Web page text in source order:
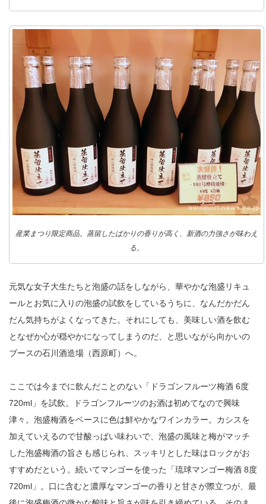
産業まつり限定商品。蒸留したばかりの香りが高く、新酒の力強さが味わえ
る。
元気な女子大生たちと泡盛の話をしながら、華やかな泡盛リキュ
ールとお気に入りの泡盛の試飲をしているうちに、なんだかだん
だん気持ちがよくなってきた。それにしても、美味しい酒を飲む
となぜか心が穏やかになってしまうのだ、と思いながら向かいの
ブースの石川酒造場（西原町）へ。
ここでは今までに飲んだことのない「ドラゴンフルーツ梅酒 6度
720ml」を試飲。ドラゴンフルーツのお酒は初めてなので興味
津々。泡盛梅酒をベースに色は鮮やかなワインカラー。カシスを
加えていえるので甘酸っぱい味わいで、泡盛の風味と梅がマッチ
した泡盛梅酒の旨さも感じられ、スッキリとした味はロックがお
すすめだという。続いてマンゴーを使った「琉球マンゴー梅酒 8度
720ml」。口に含むと濃厚なマンゴーの香りと甘さが際立つが、最